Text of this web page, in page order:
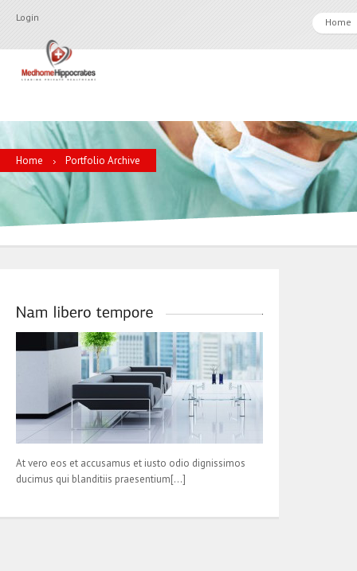
Login Home
Home Portfolio Archive
At vero eos et accusamus et iusto odio dignissimos
ducimus qui blanditiis praesentium[…]